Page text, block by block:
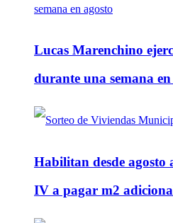
Lucas Marenchino
durante una semana en
Habilitan desde agosto
IV a pagar m2